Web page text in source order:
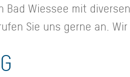
Bad Wiessee mit
Sie uns gerne an.